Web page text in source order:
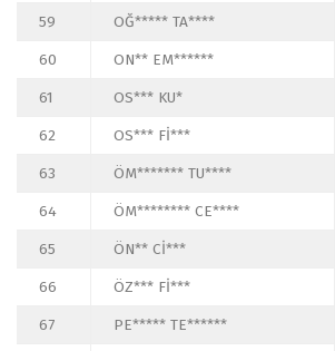
59
OĞ***** TA****
60
ON** EM******
61
OS*** KU*
62
OS*** Fİ***
63
ÖM******* TU****
64
ÖM******** CE****
65
ÖN** Cİ***
66
ÖZ*** Fİ***
67
PE***** TE******